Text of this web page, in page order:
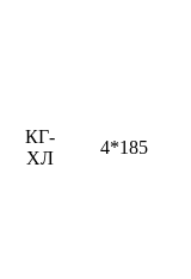
КГ-
ХЛ
4*185